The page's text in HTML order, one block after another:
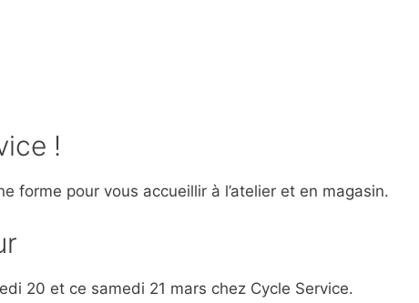
!
forme pour vous accueillir à l’atelier et en magasin.
20 et ce samedi 21 mars chez Cycle Service.